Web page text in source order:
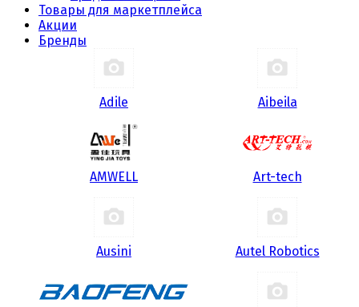
Товары для маркетплейса
Акции
Бренды
Adile Aibeila
AMWELL Art-tech
Ausini Autel Robotics